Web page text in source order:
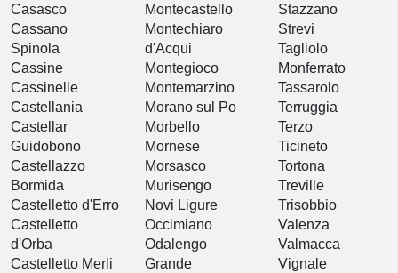
Casasco
Cassano
Spinola
Cassine
Cassinelle
Castellania
Castellar
Guidobono
Castellazzo
Bormida
Castelletto d'Erro
Castelletto
d'Orba
Castelletto Merli
Montecastello
Montechiaro
d'Acqui
Montegioco
Montemarzino
Morano sul Po
Morbello
Mornese
Morsasco
Murisengo
Novi Ligure
Occimiano
Odalengo
Grande
Stazzano
Strevi
Tagliolo
Monferrato
Tassarolo
Terruggia
Terzo
Ticineto
Tortona
Treville
Trisobbio
Valenza
Valmacca
Vignale